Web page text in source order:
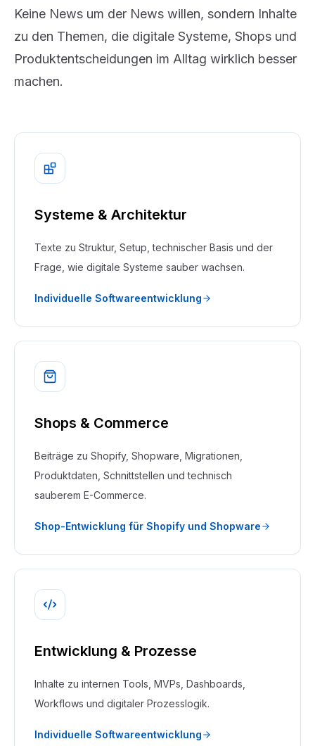
Keine News um der News willen, sondern Inhalte
zu den Themen, die digitale Systeme, Shops und
Produktentscheidungen im Alltag wirklich besser
machen.
Systeme & Architektur
Texte zu Struktur, Setup, technischer Basis und der
Frage, wie digitale Systeme sauber wachsen.
Individuelle Softwareentwicklung
Shops & Commerce
Beiträge zu Shopify, Shopware, Migrationen,
Produktdaten, Schnittstellen und technisch
sauberem E-Commerce.
Shop-Entwicklung für Shopify und Shopware
Entwicklung & Prozesse
Inhalte zu internen Tools, MVPs, Dashboards,
Workflows und digitaler Prozesslogik.
Individuelle Softwareentwicklung